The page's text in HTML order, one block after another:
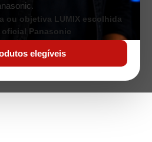
ou objetiva LUMIX escolhida
Panasonic
elegíveis